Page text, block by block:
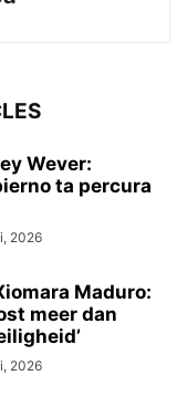
Wever:
ta percura
2026
Maduro:
meer dan
2026